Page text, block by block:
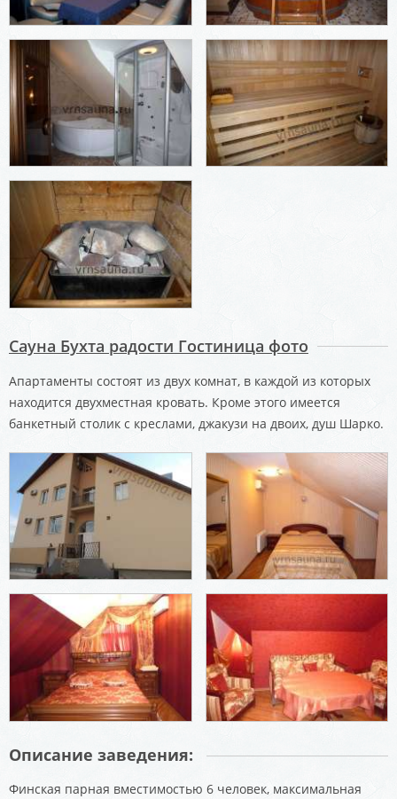
Сауна Бухта радости Гостиница фото
Апартаменты состоят из двух комнат, в каждой из которых
находится двухместная кровать. Кроме этого имеется
банкетный столик с креслами, джакузи на двоих, душ Шарко.
Описание заведения:
Финская парная вместимостью 6 человек, максимальная